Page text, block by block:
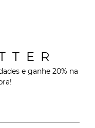
e ganhe 20% na